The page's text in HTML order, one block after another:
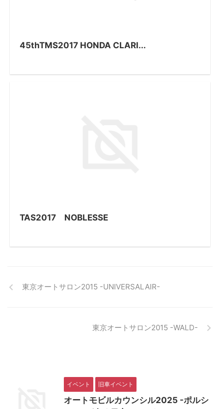
45thTMS2017 HONDA CLARI...
TAS2017 NOBLESSE
東京オートサロン2015 -UNIVERSALAIR-
東京オートサロン2015 -WALD-
イベント 旧車イベント
オートモビルカウンシル2025 -ポルシ